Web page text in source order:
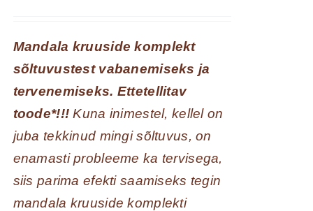
Mandala kruuside komplekt
sõltuvustest vabanemiseks ja
tervenemiseks. Ettetellitav
toode*!!! Kuna inimestel, kellel on
juba tekkinud mingi sõltuvus, on
enamasti probleeme ka tervisega,
siis parima efekti saamiseks tegin
mandala kruuside komplekti